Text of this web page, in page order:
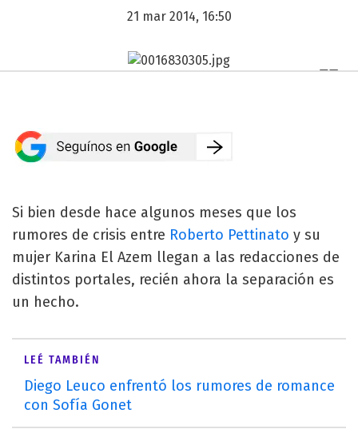
21 mar 2014, 16:50
Si bien desde hace algunos meses que los
rumores de crisis entre Roberto Pettinato y su
mujer Karina El Azem llegan a las redacciones de
distintos portales, recién ahora la separación es
un hecho.
LEÉ TAMBIÉN
Diego Leuco enfrentó los rumores de romance
con Sofía Gonet